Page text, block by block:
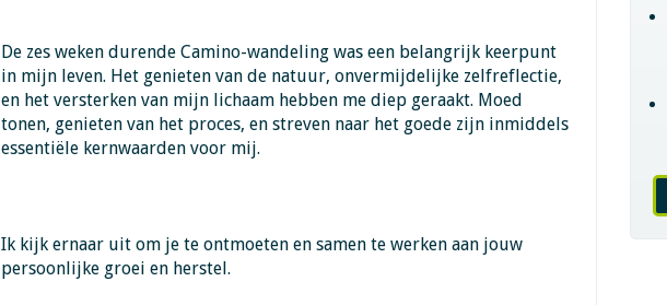
De zes weken durende Camino-wandeling was een belangrijk keerpunt
in mijn leven. Het genieten van de natuur, onvermijdelijke zelfreflectie,
en het versterken van mijn lichaam hebben me diep geraakt. Moed
tonen, genieten van het proces, en streven naar het goede zijn inmiddels
essentiële kernwaarden voor mij.
Ik kijk ernaar uit om je te ontmoeten en samen te werken aan jouw
persoonlijke groei en herstel.